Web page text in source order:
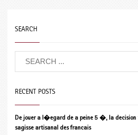
SEARCH
RECENT POSTS
De jouer a l�egard de a peine 5 �, la decision
sagisse artisanal des francais